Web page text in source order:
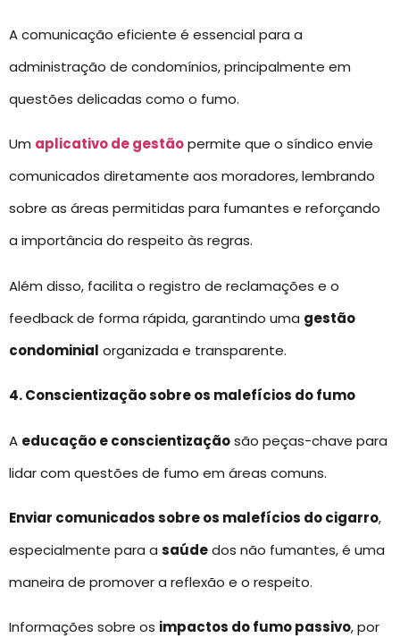
A comunicação eficiente é essencial para a
administração de condomínios, principalmente em
questões delicadas como o fumo.
Um aplicativo de gestãopermite que o síndico envie
comunicados diretamente aos moradores, lembrando
sobre as áreas permitidas para fumantes e reforçando
a importância do respeito às regras.
Além disso, facilita o registro de reclamações e o
feedback de forma rápida, garantindo uma gestão
condominial organizada e transparente.
4. Conscientização sobre os malefícios do fumo
A educação e conscientizaçãosão peças-chave para
lidar com questões de fumo em áreas comuns.
Enviar comunicados sobre os malefícios do cigarro,
especialmente para a saúdedos não fumantes, é uma
maneira de promover a reflexão e o respeito.
Informações sobre os impactos do fumo passivo, por